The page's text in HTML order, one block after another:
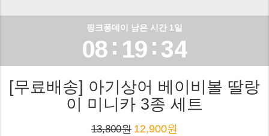
핑크퐁데이 남은 시간 1일
0
1
2
7
8
9
:
0
1
2
3
8
9 :
2
3
4
5
1
2
3
4
[무료배송] 아기상어 베이비볼 딸랑
이 미니카 3종 세트
13,800원 12,900원